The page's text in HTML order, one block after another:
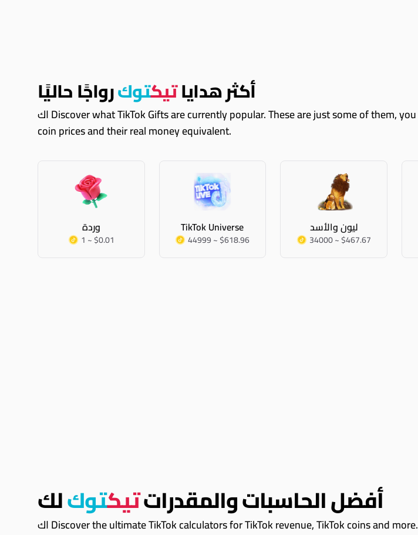
أكثر هداياتيكتوكرواجًا حاليًا
اك Discover what TikTok Gifts are currently popular. These are just some of them, you can always explore Coinvertify and see all TikTok gifts with their TikTok
coin prices and their real money equivalent.
وردة
1 ~ $0.01
TikTok Universe
44999 ~ $618.96
ليون والأسد
34000 ~ $467.67
أفضل الحاسبات والمقدراتتيكتوكلك
اك Discover the ultimate TikTok calculators for TikTok revenue, TikTok coins and more.